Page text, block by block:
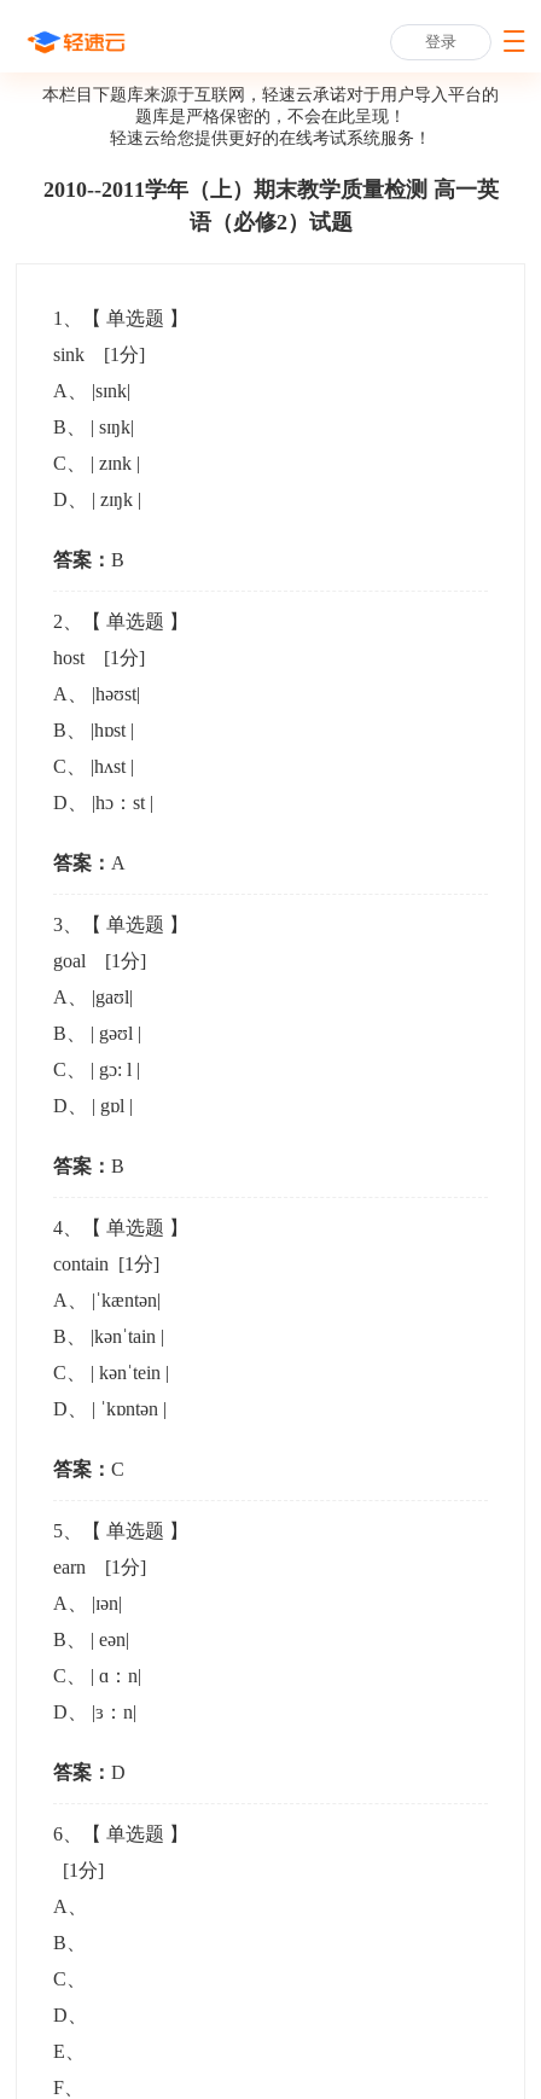
登录
本栏目下题库来源于互联网，轻速云承诺对于用户导入平台的
题库是严格保密的，不会在此呈现！
轻速云给您提供更好的在线考试系统服务！
2010--2011学年（上）期末教学质量检测 高一英
语（必修2）试题
1 、【单选题 】
sink [1分]
A
|sɪnk|
B
| sɪŋk|
C
| zɪnk |
D
| zɪŋk |
答案：B
2 、【单选题 】
host [1分]
A
|həʊst|
B
|hɒst |
C
|hʌst |
D
|hɔ：st |
答案： A
3 、【单选题 】
goal [1分]
A
|gaʊl|
B
| gəʊl |
C
| gɔ: l |
D
| gɒl |
答案：B
4 、【单选题 】
contain [1分]
A
|ˈkæntən|
B
|kənˈtain |
C
| kənˈtein |
D
| ˈkɒntən |
答案：C
5 、【单选题 】
earn [1分]
A
|ɪən|
B
| eən|
C
| ɑ：n|
D
|ɜ：n|
答案：D
6 、【单选题 】
[1分]
A
B
C
D
E
F